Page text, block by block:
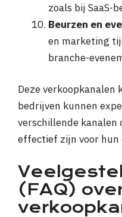
zoals bij SaaS-
Beurzen en
en marketing
branche-
Deze verkoopkanalen
bedrijven kunnen
verschillende kanalen
effectief zijn voor hun
(FAQ)